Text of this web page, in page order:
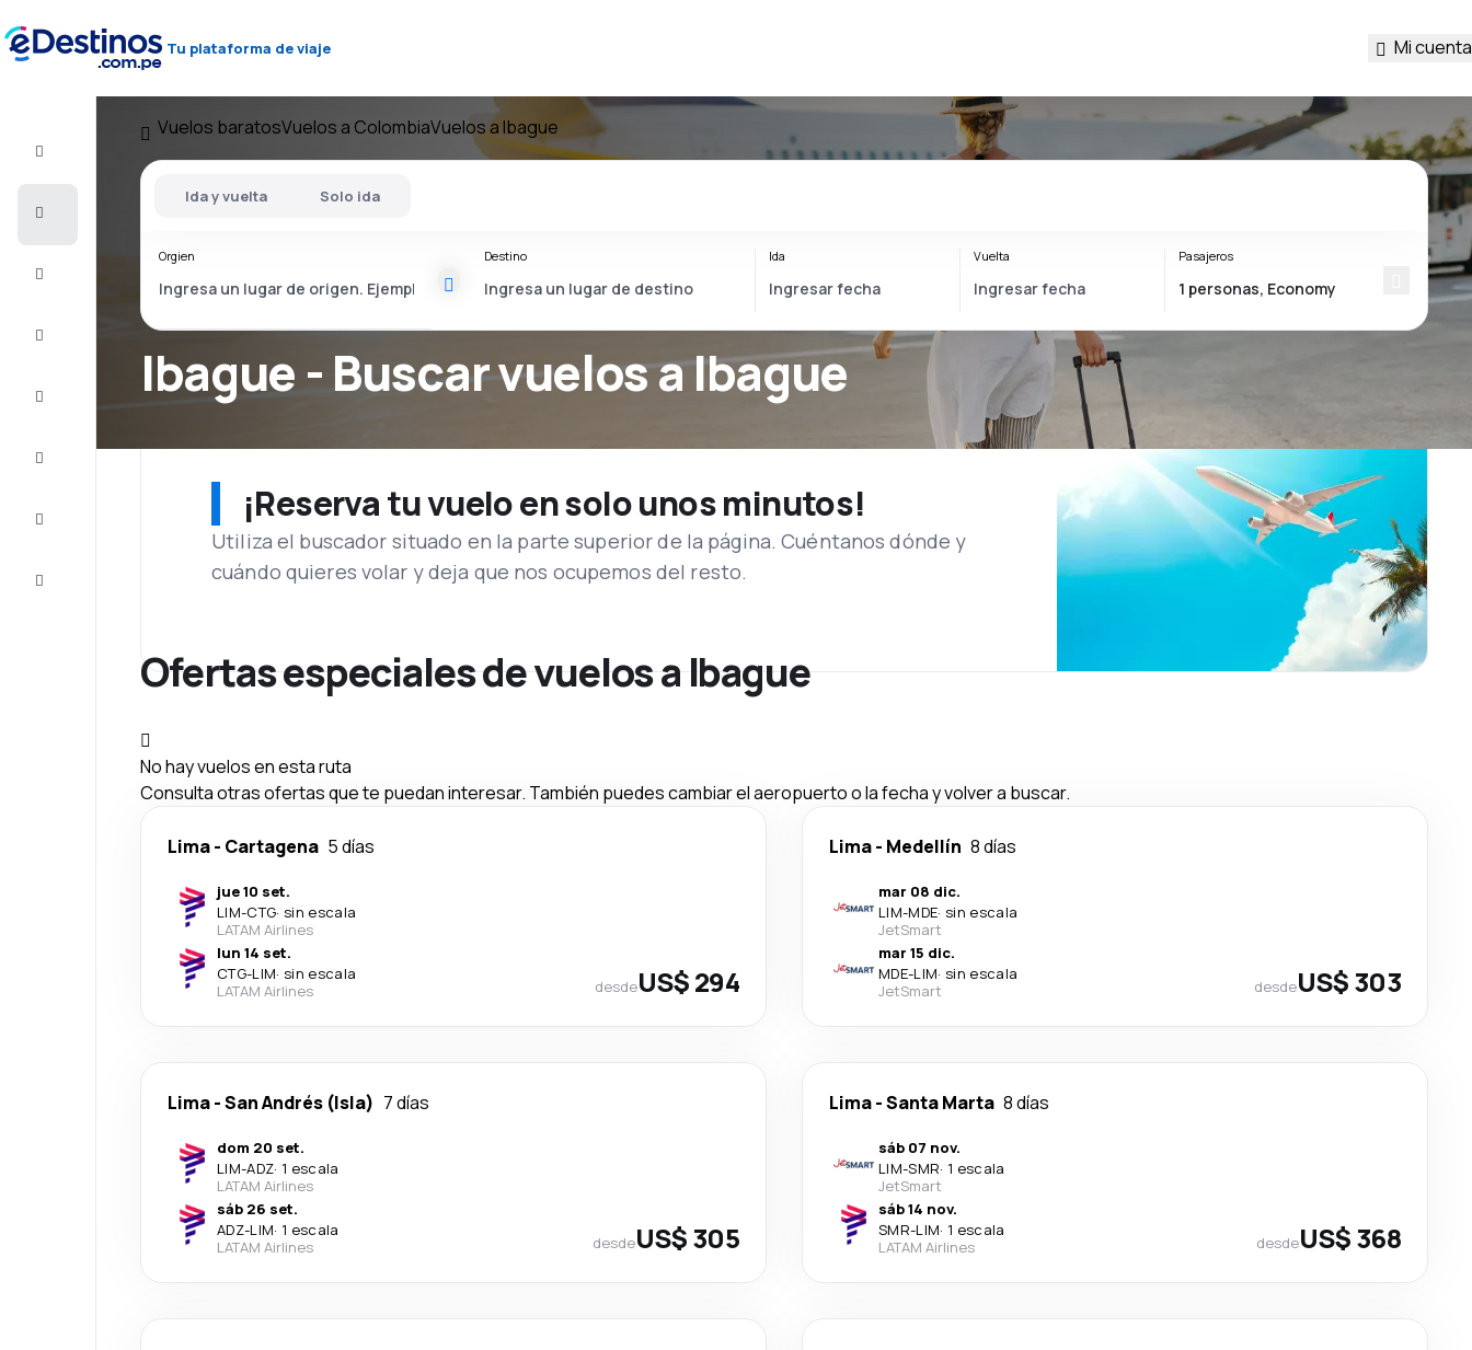
Tu plataforma de viaje Mi cuenta
Completa
Vuelos baratosVuelos a ColombiaVuelos a Ibague
Ibague - Buscar vuelos a Ibague
Ida y vuelta Solo ida
Orgien Destino Ida Vuelta Pasajeros
¡Reserva tu vuelo en solo unos minutos!
Utiliza el buscador situado en la parte superior de la página. Cuéntanos dónde y
cuándo quieres volar y deja que nos ocupemos del resto.
Ofertas especiales de vuelos a Ibague
No hay vuelos en esta ruta
Consulta otras ofertas que te puedan interesar. También puedes cambiar el aeropuerto o la fecha y volver a buscar.
Lima- Cartagena 5 días
jue 10 set.
LIM-CTG· sin escala
LATAM Airlines
lun 14 set.
CTG-LIM· sin escala
LATAM Airlines
desdeUS$ 294
Lima- Medellín 8 días
mar 08 dic.
LIM-MDE· sin escala
JetSmart
mar 15 dic.
MDE-LIM· sin escala
JetSmart
desdeUS$ 303
Lima-San Andrés (Isla) 7 días
dom 20 set.
LIM-ADZ· 1 escala
LATAM Airlines
sáb 26 set.
ADZ-LIM· 1 escala
LATAM Airlines
desdeUS$ 305
Lima-Santa Marta 8 días
sáb 07 nov.
LIM-SMR· 1 escala
JetSmart
sáb 14 nov.
SMR-LIM· 1 escala
LATAM Airlines
desdeUS$ 368